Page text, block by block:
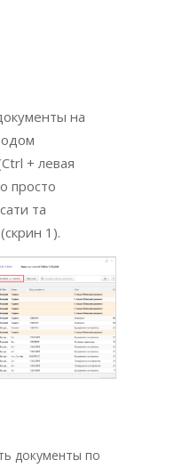
на
+ левая
просто
та
1).
документы по